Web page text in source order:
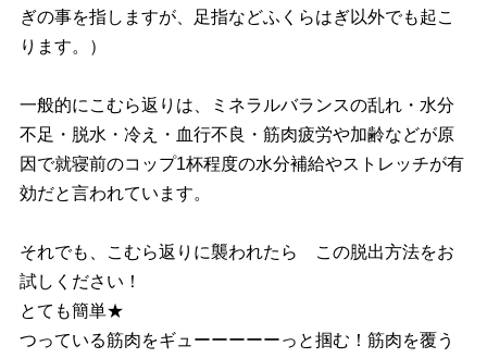
ぎの事を指しますが、足指などふくらはぎ以外でも起こ
ります。）
一般的にこむら返りは、ミネラルバランスの乱れ・水分
不足・脱水・冷え・血行不良・筋肉疲労や加齢などが原
因で就寝前のコップ1杯程度の水分補給やストレッチが有
効だと言われています。
それでも、こむら返りに襲われたら この脱出方法をお
試しください！
とても簡単★
つっている筋肉をギューーーーーっと掴む！筋肉を覆う